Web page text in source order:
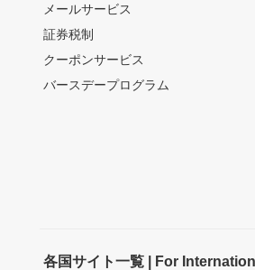
メールサービス
証券税制
クーポンサービス
バースデープログラム
各国サイト一覧 | For